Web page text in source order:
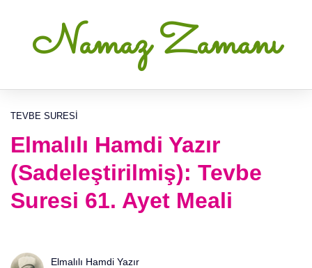
Namaz Zamanı
TEVBE SURESI
Elmalılı Hamdi Yazır
(Sadeleştirilmiş): Tevbe
Suresi 61. Ayet Meali
Elmalılı Hamdi Yazır